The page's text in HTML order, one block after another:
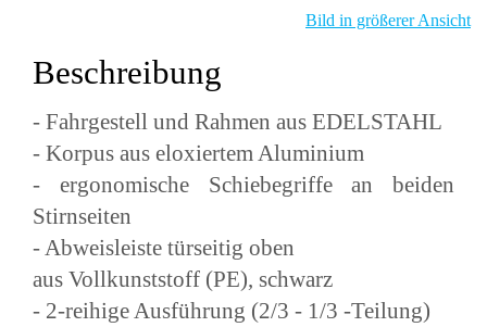
Bild in größerer Ansicht
Beschreibung
- Fahrgestell und Rahmen aus EDELSTAHL
- Korpus aus eloxiertem Aluminium
- ergonomische Schiebegriffe an beiden
Stirnseiten
- Abweisleiste türseitig oben
aus Vollkunststoff (PE), schwarz
- 2-reihige Ausführung (2/3 - 1/3 -Teilung)